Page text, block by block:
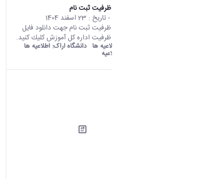
اطلاعیه تکمیل ظرفیت ثبت نام
- تاریخ : 23 اسفند 1404
اطلاعیه تکمیل ظرفیت ثبت نام جهت دانلود فايل
اطلاعیه تكميل ظرفيت اداره کل آموزش كليك كنيد.
اطلاعیه ها دانشگاه اراک: اطلاعیه ها
اطلاعیه